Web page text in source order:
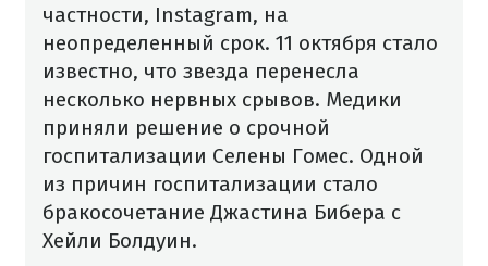
частности, Instagram, на
неопределенный срок. 11 октября стало
известно, что звезда перенесла
несколько нервных срывов. Медики
приняли решение о срочной
госпитализации Селены Гомес. Одной
из причин госпитализации стало
бракосочетание Джастина Бибера с
Хейли Болдуин.